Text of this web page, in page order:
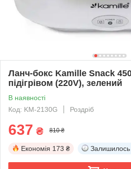
Ланч-бокс Kamille Snack
підігрівом (220V), зелений
В наявності
Код: KM-2130G
Роздріб
637 ₴ 810 ₴
Економія 173 ₴ Залишилось